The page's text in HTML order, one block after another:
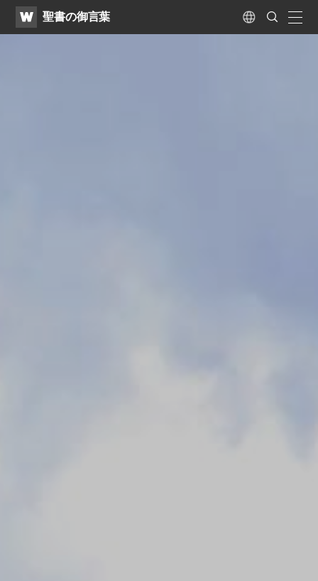
WATV聖書の御言葉 Language
Search
Submit